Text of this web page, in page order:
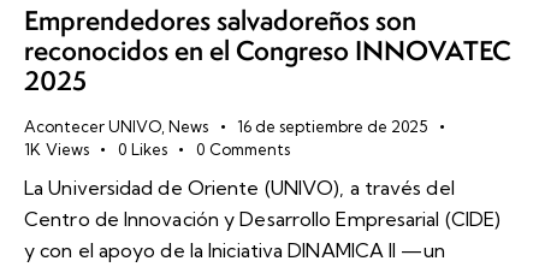
Emprendedores salvadoreños son
reconocidos en el Congreso INNOVATEC
2025
Acontecer UNIVO News
16 de septiembre de 2025
1K Views 0 Likes 0 Comments
La Universidad de Oriente (UNIVO), a través del
Centro de Innovación y Desarrollo Empresarial (CIDE)
y con el apoyo de la Iniciativa DINAMICA II —un